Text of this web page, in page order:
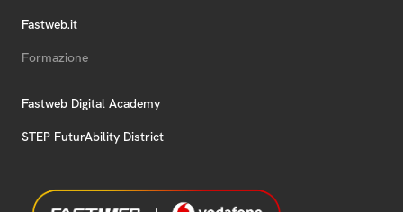
Fastweb.it
Formazione
Fastweb Digital Academy
STEP FuturAbility District